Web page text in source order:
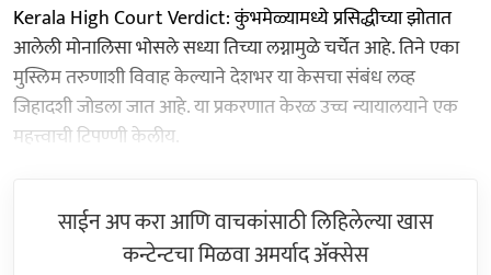
Kerala High Court Verdict: कुंभमेळ्यामध्ये प्रसिद्धीच्या झोतात
आलेली मोनालिसा भोसले सध्या तिच्या लग्नामुळे चर्चेत आहे. तिने एका
मुस्लिम तरुणाशी विवाह केल्याने देशभर या केसचा संबंध लव्ह
जिहादशी जोडला जात आहे. या प्रकरणात केरळ उच्च न्यायालयाने एक
महत्त्वाची टिपण्णी केलीय.
साईन अप करा आणि वाचकांसाठी लिहिलेल्या खास
कन्टेन्टचा मिळवा अमर्याद ॲक्सेस